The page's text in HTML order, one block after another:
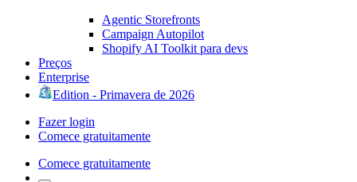
Agentic Storefronts
Campaign Autopilot
Shopify AI Toolkit para devs
Preços
Enterprise
Edition - Primavera de 2026
Fazer login
Comece gratuitamente
Comece gratuitamente